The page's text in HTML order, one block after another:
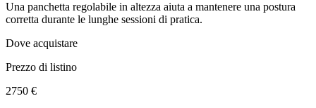
Una panchetta regolabile in altezza aiuta a mantenere una postura
corretta durante le lunghe sessioni di pratica.
Dove acquistare
Prezzo di listino
2750 €